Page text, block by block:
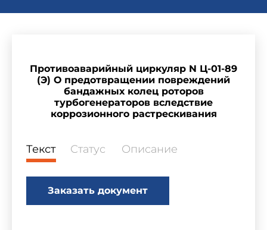
Противоаварийный циркуляр N Ц-01-89
(Э) О предотвращении повреждений
бандажных колец роторов
турбогенераторов вследствие
коррозионного растрескивания
Текст Статус Описание
Заказать документ